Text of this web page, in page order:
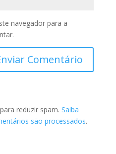
navegador para a
reduzir spam. Saiba
são processados.